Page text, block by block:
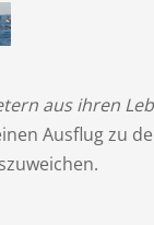
aus ihren
Ausflug zu